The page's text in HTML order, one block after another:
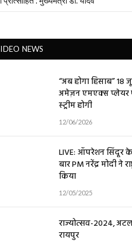
NEWS
“अब होगा हिसाब”
अमेज़न एमएक्स प्लेयर
स्ट्रीम होगी
12/06/2026
LIVE: ऑपरेशन सिंदूर
बार PM नरेंद्र मोदी ने
किया
12/05/2025
राज्योत्सव-2024,
रायपुर